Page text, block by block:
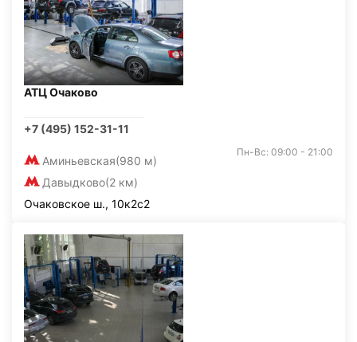
АТЦ Очаково
+7 (495) 152-31-11
Аминьевская(980 м)
Давыдково(2 км)
Пн-Вс: 09:00 - 21:00
Очаковское ш., 10к2с2